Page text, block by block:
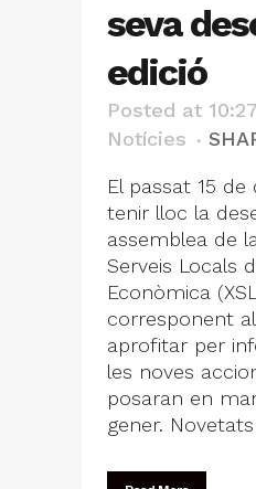
seva
edició
Posted at
Notícies
El passat 15
tenir lloc la
assemblea de
Serveis Locals
Econòmica
corresponent
aprofitar per
les noves
posaran en
gener.